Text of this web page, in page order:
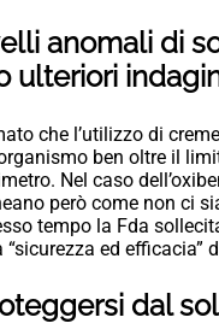
anomali di
ulteriori
che l’utilizzo di
ben oltre il
Nel caso
però come non ci
tempo la Fda
ed efficacia”
dal